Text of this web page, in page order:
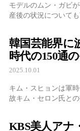
モデルのムン・ガビ
産後の状況についても
韓国芸能界
時代の150通
交際説を否定
2025.10.01
キム・スヒョンは軍
故キム・セロン氏と
KBS美人アナ